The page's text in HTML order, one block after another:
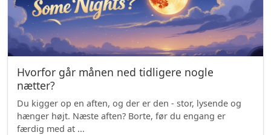
Hvorfor går månen ned tidligere nogle
nætter?
Du kigger op en aften, og der er den - stor, lysende og
hænger højt. Næste aften? Borte, før du engang er
færdig med at ...